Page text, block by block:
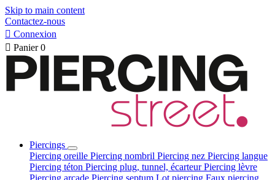
Skip to main content
Contactez-nous
 Connexion
 Panier 0
Piercings
Piercing oreille Piercing nombril Piercing nez Piercing langue
Piercing téton Piercing plug, tunnel, écarteurPiercing lèvre
Piercing arcade Piercing septum Lot piercing Faux piercing